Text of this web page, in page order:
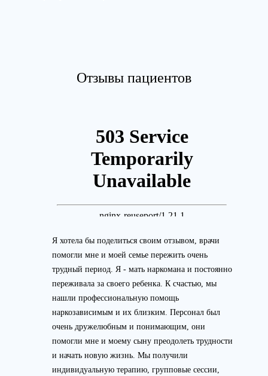
Отзывы пациентов
Я хотела бы поделиться своим отзывом, врачи
помогли мне и моей семье пережить очень
трудный период. Я - мать наркомана и постоянно
переживала за своего ребенка. К счастью, мы
нашли профессиональную помощь
наркозависимым и их близким. Персонал был
очень дружелюбным и понимающим, они
помогли мне и моему сыну преодолеть трудности
и начать новую жизнь. Мы получили
индивидуальную терапию, групповые сессии,